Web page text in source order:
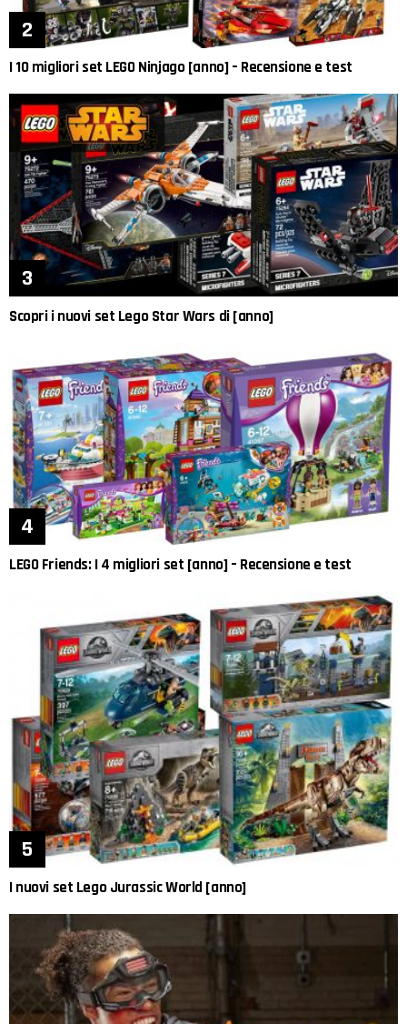
I 10 migliori set LEGO Ninjago [anno] – Recensione e test
Scopri i nuovi set Lego Star Wars di [anno]
LEGO Friends: I 4 migliori set [anno] – Recensione e test
I nuovi set Lego Jurassic World [anno]